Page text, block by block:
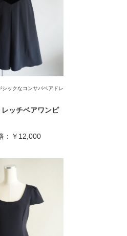
シックなコンサバベアドレ
ッチベアワンピ
： ￥12,000